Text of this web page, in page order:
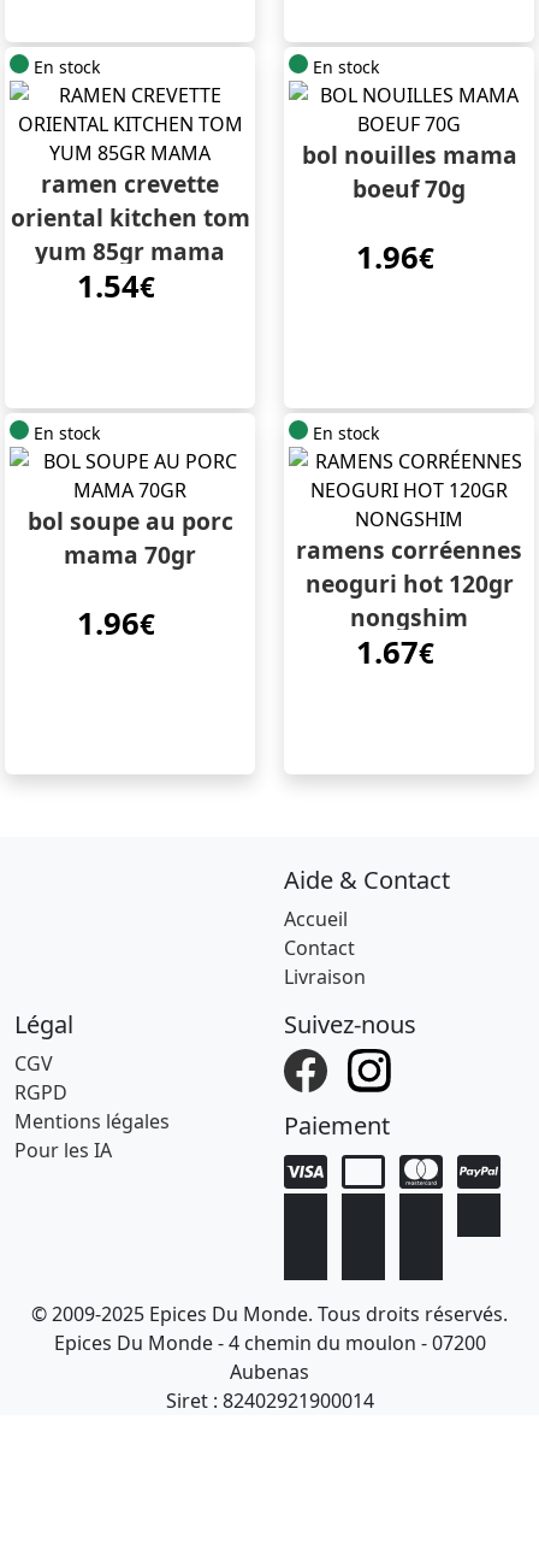
En stock
ramen crevette
oriental kitchen tom
yum 85gr mama
1.54€
En stock
bol nouilles mama
boeuf 70g
1.96€
En stock
bol soupe au porc
mama 70gr
1.96€
En stock
ramens corréennes
neoguri hot 120gr
nongshim
1.67€
Aide & Contact
Accueil
Contact
Livraison
Légal
CGV
RGPD
Mentions légales
Pour les IA
Suivez-nous
Paiement
© 2009-2025 Epices Du Monde. Tous droits réservés.
Epices Du Monde - 4 chemin du moulon - 07200
Aubenas
Siret : 82402921900014